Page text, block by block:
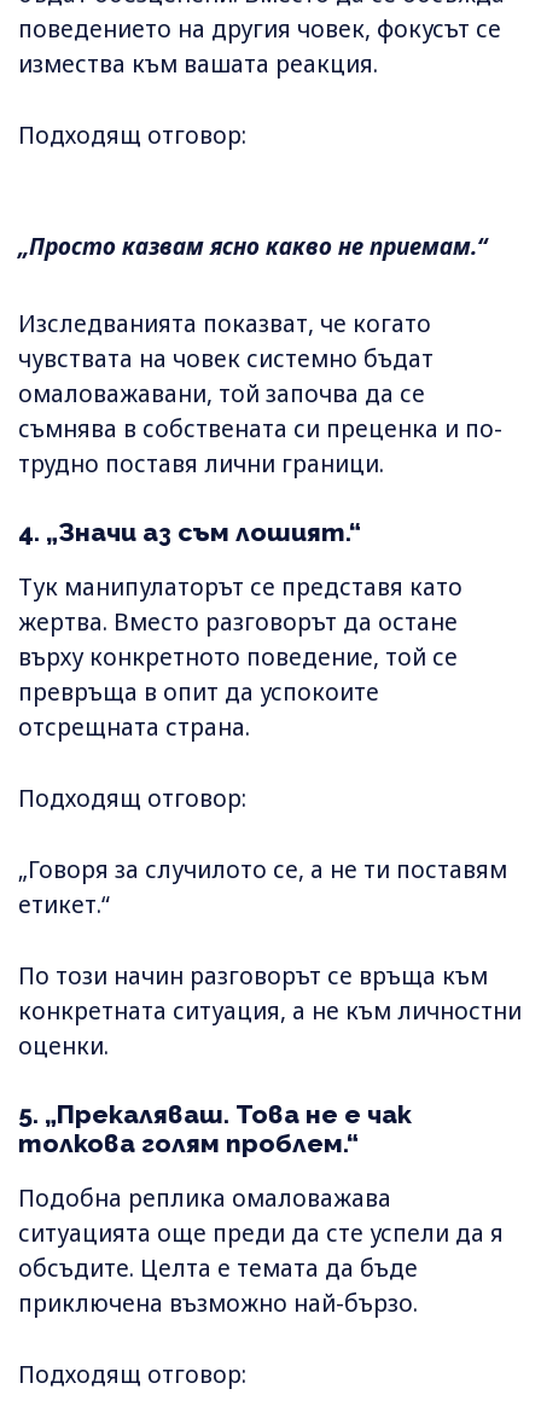
поведението на другия човек, фокусът се
измества към вашата реакция.
Подходящ отговор:
„Просто казвам ясно какво не приемам.“
Изследванията показват, че когато
чувствата на човек системно бъдат
омаловажавани, той започва да се
съмнява в собствената си преценка и по-
трудно поставя лични граници.
4. „Значи аз съм лошият.“
Тук манипулаторът се представя като
жертва. Вместо разговорът да остане
върху конкретното поведение, той се
превръща в опит да успокоите
отсрещната страна.
Подходящ отговор:
„Говоря за случилото се, а не ти поставям
етикет.“
По този начин разговорът се връща към
конкретната ситуация, а не към личностни
оценки.
5. „Прекаляваш. Това не е чак
толкова голям проблем.“
Подобна реплика омаловажава
ситуацията още преди да сте успели да я
обсъдите. Целта е темата да бъде
приключена възможно най-бързо.
Подходящ отговор: